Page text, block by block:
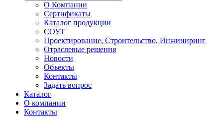
О Компании
Сертификаты
Каталог продукции
СОУТ
Проектирование, Строительство, Инжиниринг
Отраслевые решения
Новости
Объекты
Контакты
Задать вопрос
Каталог
О компании
Контакты